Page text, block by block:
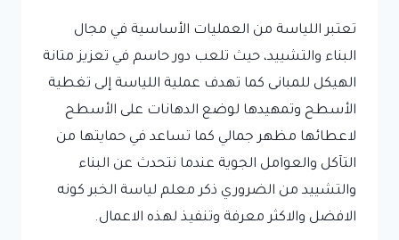
تعتبر اللياسة من العمليات الأساسية في مجال
البناء والتشييد، حيث تلعب دور حاسم في تعزيز متانة
الهيكل للمبانى كما تهدف عملية اللياسة إلى تغطية
الأسطح وتمهيدها لوضع الدهانات على الأسطح
لاعطائها مظهر جمالي كما تساعد في حمايتها من
التآكل والعوامل الجوية عندما نتحدث عن البناء
والتشييد من الضروري ذكر معلم لياسة الخبر كونه
الافضل والاكثر معرفة وتنفيذ لهذه الاعمال.